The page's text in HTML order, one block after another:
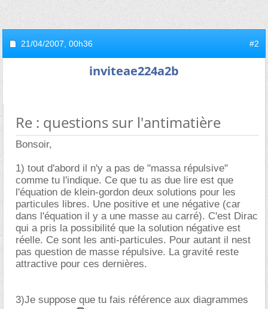
21/04/2007, 00h36 #2
inviteae224a2b
Re : questions sur l'antimatière
Bonsoir,
1) tout d'abord il n'y a pas de "massa répulsive"
comme tu l'indique. Ce que tu as due lire est que
l'équation de klein-gordon deux solutions pour les
particules libres. Une positive et une négative (car
dans l'équation il y a une masse au carré). C'est Dirac
qui a pris la possibilité que la solution négative est
réelle. Ce sont les anti-particules. Pour autant il nest
pas question de masse répulsive. La gravité reste
attractive pour ces dernières.
3)Je suppose que tu fais référence aux diagrammes